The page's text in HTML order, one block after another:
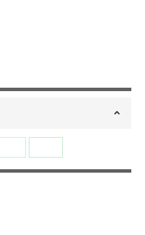
Share
on
Share
on